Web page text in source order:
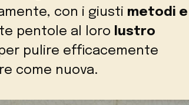
con i giusti metodi e
pentole al loro
lustro
pulire efficacemente
come nuova.